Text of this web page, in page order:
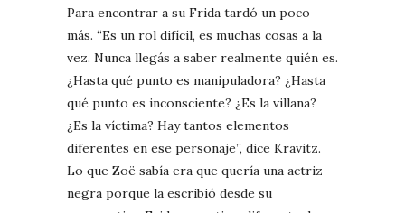
Para encontrar a su Frida tardó un poco
más. “Es un rol difícil, es muchas cosas a la
vez. Nunca llegás a saber realmente quién es.
¿Hasta qué punto es manipuladora? ¿Hasta
qué punto es inconsciente? ¿Es la villana?
¿Es la víctima? Hay tantos elementos
diferentes en ese personaje”, dice Kravitz.
Lo que Zoë sabía era que quería una actriz
negra porque la escribió desde su